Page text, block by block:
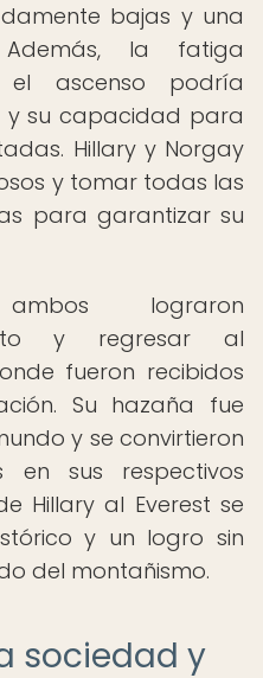
bajas y una
la fatiga
el ascenso podría
y su capacidad para
Hillary y Norgay
y tomar todas las
para garantizar su
ambos lograron
y regresar al
fueron recibidos
Su hazaña fue
y se convirtieron
en sus respectivos
Hillary al Everest se
y un logro sin
del montañismo.
sociedad y